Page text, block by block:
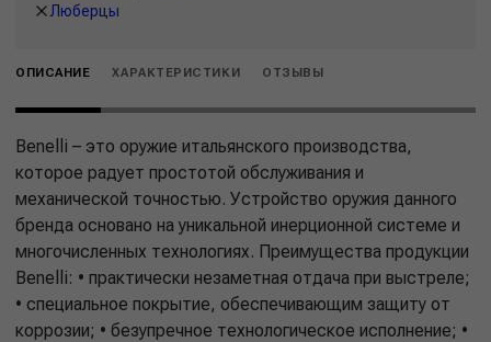
Люберцы
ОПИСАНИЕ ХАРАКТЕРИСТИКИ ОТЗЫВЫ
Benelli – это оружие итальянского производства,
которое радует простотой обслуживания и
механической точностью. Устройство оружия данного
бренда основано на уникальной инерционной системе и
многочисленных технологиях. Преимущества продукции
Benelli: • практически незаметная отдача при выстреле;
• специальное покрытие, обеспечивающим защиту от
коррозии; • безупречное технологическое исполнение; •